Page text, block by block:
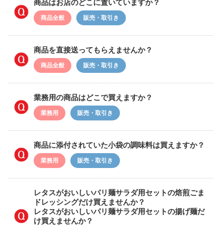
商品はお店のどこに置いていますか？
商品全般 販売・取引き
商品を直接送ってもらえませんか？
商品全般 販売・取引き
業務用の商品はどこで買えますか？
業務用 販売・取引き
商品に添付されていた小袋の調味料は買えますか？
業務用 販売・取引き
レタスがおいしいパリ麺サラダ用セットの焙煎ごま
ドレッシングだけ買えませんか？
レタスがおいしいパリ麺サラダ用セットの揚げ麺だ
け買えませんか？